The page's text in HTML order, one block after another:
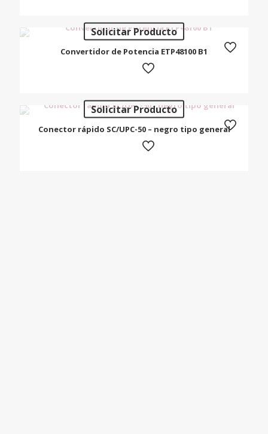
Solicitar Producto
Convertidor de Potencia ETP48100 B1
Solicitar Producto
Conector rápido SC/UPC-50 – negro tipo general